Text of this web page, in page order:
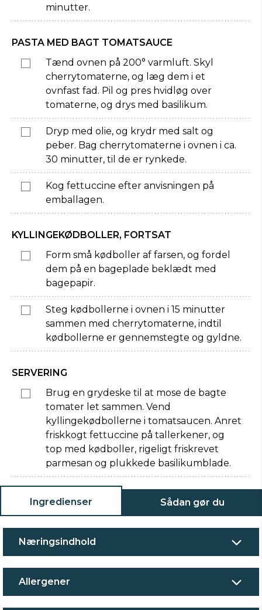
minutter.
PASTA MED BAGT TOMATSAUCE
Tænd ovnen på 200° varmluft. Skyl
cherrytomaterne, og læg dem i et
ovnfast fad. Pil og pres hvidløg over
tomaterne, og drys med basilikum.
Dryp med olie, og krydr med salt og
peber. Bag cherrytomaterne i ovnen i ca.
30 minutter, til de er rynkede.
Kog fettuccine efter anvisningen på
emballagen.
KYLLINGEKØDBOLLER, FORTSAT
Form små kødboller af farsen, og fordel
dem på en bageplade beklædt med
bagepapir.
Steg kødbollerne i ovnen i 15 minutter
sammen med cherrytomaterne, indtil
kødbollerne er gennemstegte og gyldne.
SERVERING
Brug en grydeske til at mose de bagte
tomater let sammen. Vend
kyllingekødbollerne i tomatsaucen. Anret
friskkogt fettuccine på tallerkener, og
top med kødboller, rigeligt friskrevet
parmesan og plukkede basilikumblade.
Ingredienser Sådan gør du
Næringsindhold
Allergener